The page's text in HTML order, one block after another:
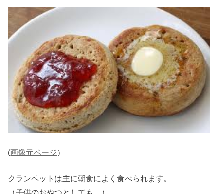
(画像元ページ）
クランペットは主に朝食によく食べられます。